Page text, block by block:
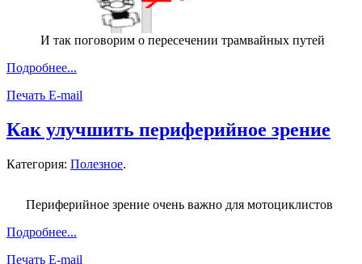
И так поговорим о пересечении трамвайных путей
Подробнее...
Печать E-mail
Как улучшить периферийное зрение
Категория: Полезное.
Периферийное зрение очень важно для мотоциклистов
Подробнее...
Печать E-mail